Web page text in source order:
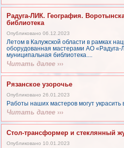
Радуга-ЛИК. География.
библиотека
Опубликовано 06.12.2023
Летом в Калужской области в рамках
оборудованная мастерами АО «Радуга-
муниципальная библиотека....
Читать далее ›››
Рязанское узорочье
Опубликовано 26.01.2023
Работы наших мастеров могут украсить
Читать далее ›››
Стол-трансформер и стеклянный
Опубликовано 10.01.2023